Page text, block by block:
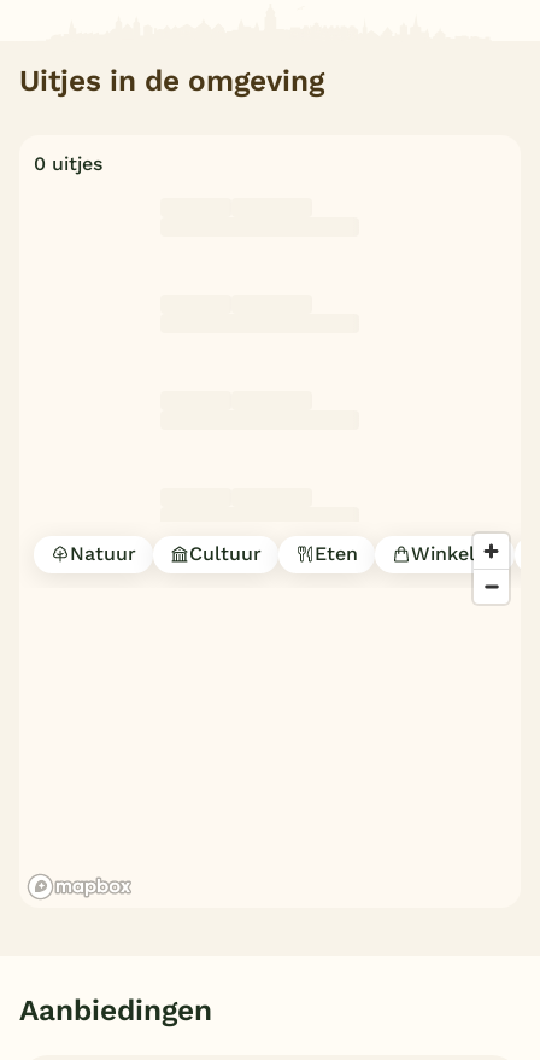
Uitjes in de omgeving
0 uitjes
Natuur Cultuur Eten Winkelen
Aanbiedingen